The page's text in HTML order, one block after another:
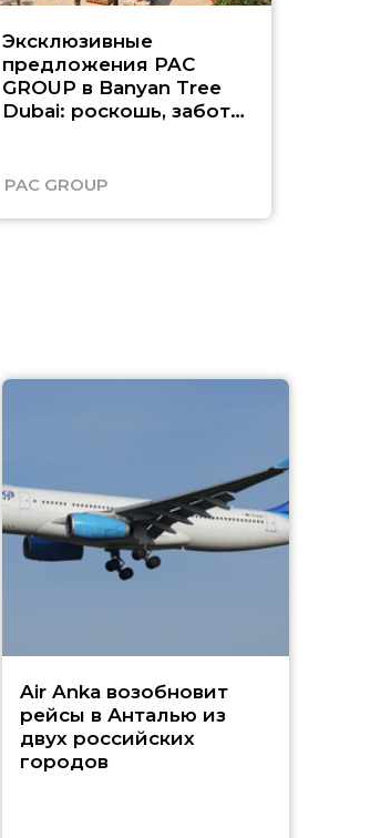
Эксклюзивные
предложения PAC
GROUP в Banyan Tree
Dubai: роскошь, забота
PAC GROUP
Air Anka возобновит
рейсы в Анталью из
двух российских
городов